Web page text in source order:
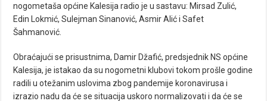
nogometaša općine Kalesija radio je u sastavu: Mirsad Zulić,
Edin Lokmić, Sulejman Sinanović, Asmir Alić i Safet
Šahmanović.
Obraćajući se prisustnima, Damir Džafić, predsjednik NS općine
Kalesija, je istakao da su nogometni klubovi tokom prošle godine
radili u otežanim uslovima zbog pandemije koronavirusa i
izrazio nadu da će se situacija uskoro normalizovati i da će se